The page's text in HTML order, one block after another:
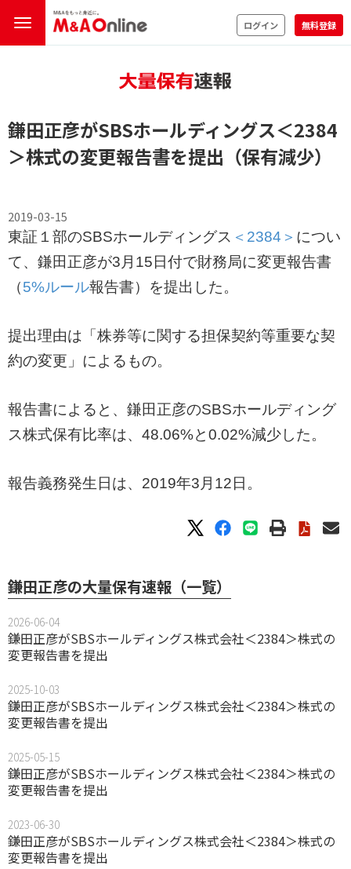
ログイン 無料登録
鎌田正彦がSBSホールディングス＜2384
＞株式の変更報告書を提出（保有減少）
2019-03-15
東証１部のSBSホールディングス ＜2384＞ につい
て、鎌田正彦が3月15日付で財務局に変更報告書
（5%ルール報告書）を提出した。
提出理由は「株券等に関する担保契約等重要な契
約の変更」によるもの。
報告書によると、鎌田正彦のSBSホールディング
ス株式保有比率は、48.06%と0.02%減少した。
報告義務発生日は、2019年3月12日。
鎌田正彦の大量保有速報（一覧）
2026-06-04
鎌田正彦がSBSホールディングス株式会社＜2384＞株式の
変更報告書を提出
2025-10-03
鎌田正彦がSBSホールディングス株式会社＜2384＞株式の
変更報告書を提出
2025-05-15
鎌田正彦がSBSホールディングス株式会社＜2384＞株式の
変更報告書を提出
2023-06-30
鎌田正彦がSBSホールディングス株式会社＜2384＞株式の
変更報告書を提出